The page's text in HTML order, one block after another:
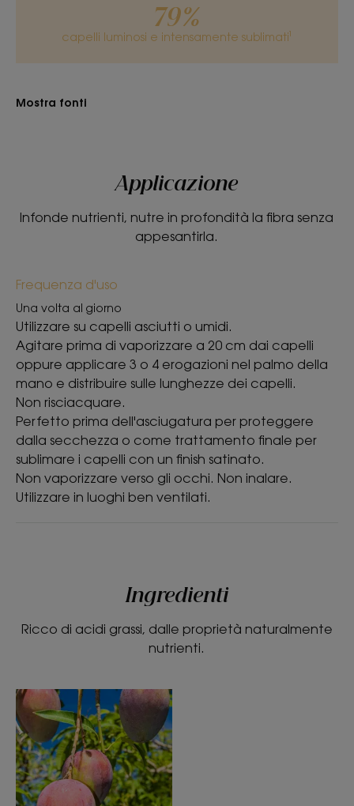
79%
capelli luminosi e intensamente sublimati¹
Mostra fonti
Applicazione
Infonde nutrienti, nutre in profondità la fibra senza
appesantirla.
Frequenza d'uso
Una volta al giorno
Utilizzare su capelli asciutti o umidi.
Agitare prima di vaporizzare a 20 cm dai capelli
oppure applicare 3 o 4 erogazioni nel palmo della
mano e distribuire sulle lunghezze dei capelli.
Non risciacquare.
Perfetto prima dell'asciugatura per proteggere
dalla secchezza o come trattamento finale per
sublimare i capelli con un finish satinato.
Non vaporizzare verso gli occhi. Non inalare.
Utilizzare in luoghi ben ventilati.
Ingredienti
Ricco di acidi grassi, dalle proprietà naturalmente
nutrienti.